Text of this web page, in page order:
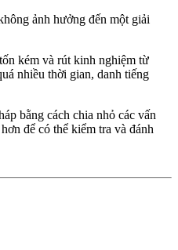
ảnh hưởng đến một giải
kém và rút kinh nghiệm từ
nhiều thời gian, danh tiếng
bằng cách chia nhỏ các vấn
để có thể kiểm tra và đánh